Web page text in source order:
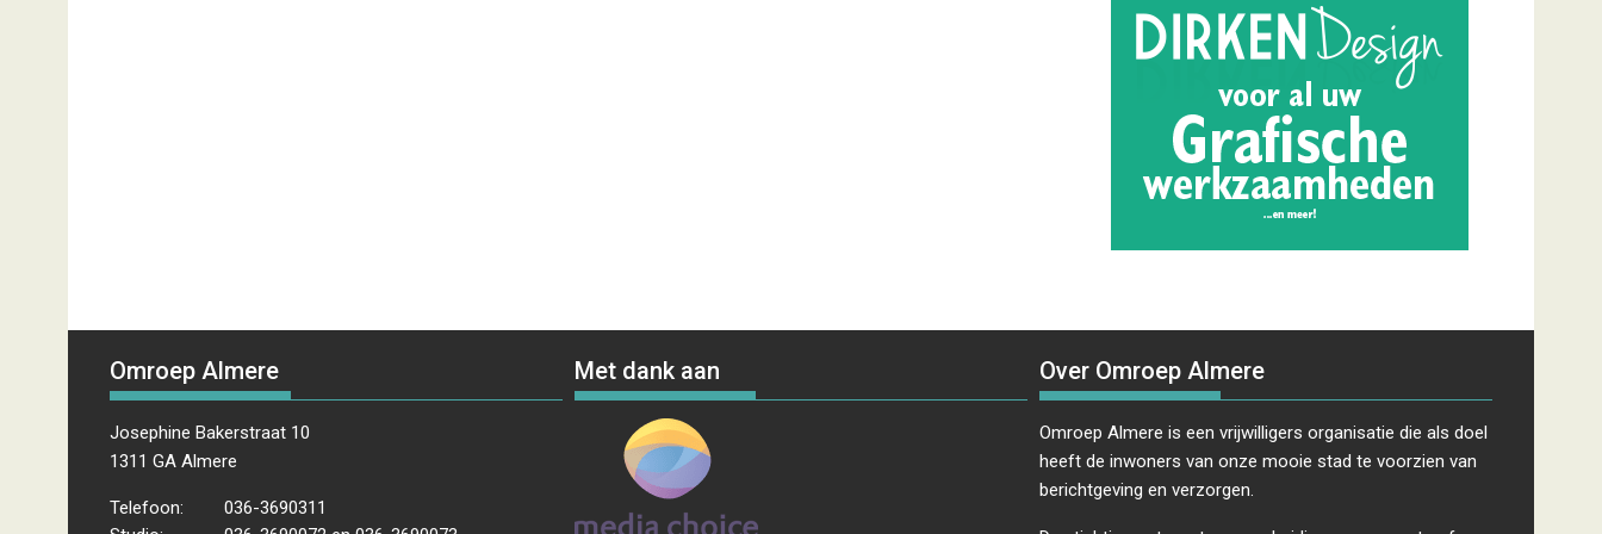
Omroep Almere
Josephine Bakerstraat 10
1311 GA Almere
Telefoon:
036-3690311
Met dank aan Over Omroep Almere
Omroep Almere is een vrijwilligers organisatie die als doel
heeft de inwoners van onze mooie stad te voorzien van
berichtgeving en verzorgen.